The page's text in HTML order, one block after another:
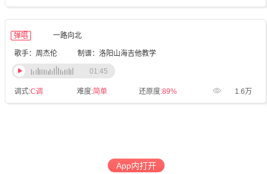
弹唱 一路向北
歌手：周杰伦 制谱：洛阳山海吉他教学
调式:C调 难度:简单 还原度:89% 1.6万
01:45
App内打开